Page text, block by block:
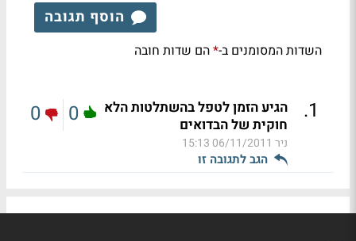
הוסף תגובה
השדות המסומנים ב-*הם שדות חובה
1
.
הגיע הזמן לטפל בהשתלטות הלא
חוקית של הבדואים
ניר 06/11/2011 15:13
הגב לתגובה זו
0
0